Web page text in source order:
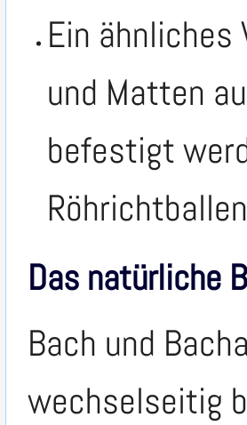
Ein ähnliches
und Matten
befestigt
Das natürliche
Bach und
wechselseitig